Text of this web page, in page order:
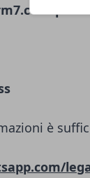
è